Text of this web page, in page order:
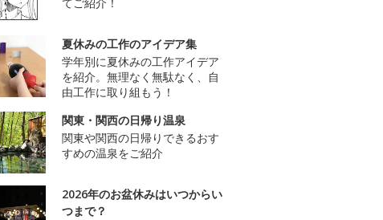
てご紹介！
夏休みの工作のアイデア集
学年別に夏休みの工作アイデア
を紹介。無理なく無駄なく、自
由工作に取り組もう！
関東・関西の日帰り温泉
関東や関西の日帰りできるおす
すめの温泉をご紹介
2026年のお盆休みはいつからい
つまで？